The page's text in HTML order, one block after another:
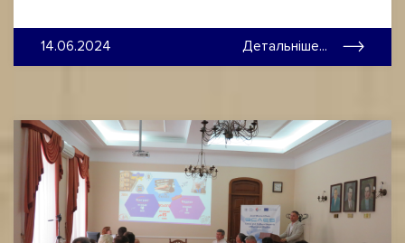
14.06.2024 Детальніше...